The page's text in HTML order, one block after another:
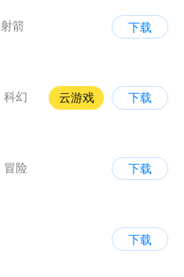
射箭
下载
科幻
云游戏 下载
冒险
下载
下载